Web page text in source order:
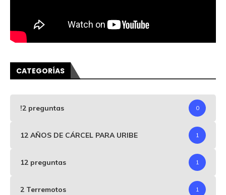
CATEGORÍAS
!2 preguntas 0
12 AÑOS DE CÁRCEL PARA URIBE 1
12 preguntas 1
2 Terremotos 1